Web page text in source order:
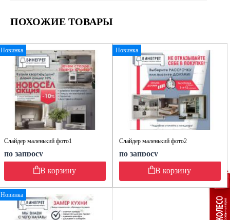
ПОХОЖИЕ ТОВАРЫ
Новинка
Слайдер маленький фото1
по запросу
В корзину
Новинка
Слайдер маленький фото2
по запросу
В корзину
Новинка